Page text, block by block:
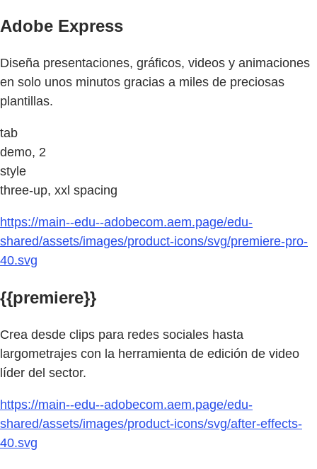
Adobe Express
Diseña presentaciones, gráficos, videos y animaciones
en solo unos minutos gracias a miles de preciosas
plantillas.
tab
demo, 2
style
three-up, xxl spacing
https://main--edu--adobecom.aem.page/edu-
shared/assets/images/product-icons/svg/premiere-pro-
40.svg
{{premiere}}
Crea desde clips para redes sociales hasta
largometrajes con la herramienta de edición de video
líder del sector.
https://main--edu--adobecom.aem.page/edu-
shared/assets/images/product-icons/svg/after-effects-
40.svg